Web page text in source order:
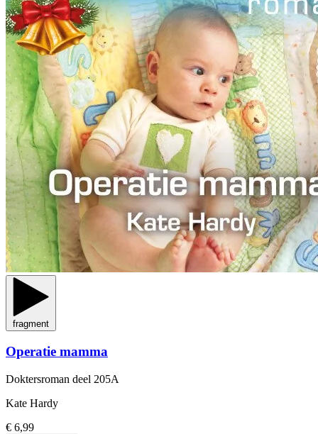
fragment
Operatie mamma
Doktersroman deel 205A
Kate Hardy
€ 6,99